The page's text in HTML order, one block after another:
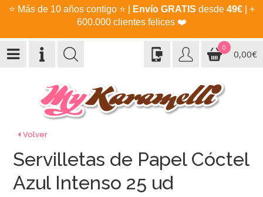
⭐ Más de 10 años contigo ⭐ Envío GRATIS desde 49€| +
600.000 clientes felices ❤️
0
0,00€
Volver
Servilletas de Papel Cóctel
Azul Intenso 25 ud